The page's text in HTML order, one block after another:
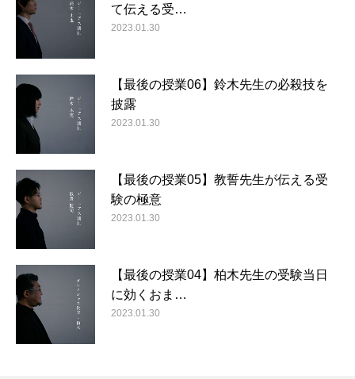
て伝える受…
2023.01.30
【最後の授業06】鈴木先生の必殺技を
披露
2023.01.30
【最後の授業05】教誓先生が伝える受
験の極意
2023.01.30
【最後の授業04】柏木先生の受験当日
に効くおま…
2023.01.30